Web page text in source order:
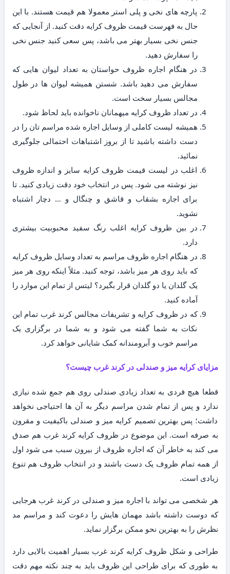
پارچه های نخی و پلی استر معمولا هم قیمت هستند. با این
حال به فهرست قیمت ظروف کرایه دقت کنید. از آنجایی که
جنس نخی بسیار بهتر می باشد، پس سعی کنید جنس نخی
را سفارش دهید.
در هنگام اجاره ظروف حواستان به تعداد لیوان هایی که
سفارش می دهید باشد. شستن همیشه لیوان ها در طول
مجالس بسیار سخت است.
در تعداد ظروف کرایه میهمانان ناخوانده باید لحاظ شود.
همیشه لیست کاملی از وسایل اجاره شده مراسم تان را در
دست داشته باشید تا از بروز اشتباهات احتمالی جلوگیری
نمائید.
اغلب در لیست قیمت ظروف کرایه سایز و اندازه ظروف
نیز نوشته می شود. پس در انتخاب خود دقت زیادی کنید. تا
برای اجاره بشقاب و قاشق و چنگال و … دچار اشتباه
نشوید.
در بین ظروف کرایه اغلب رنگ سفید محبوبیت بیشتری
دارد.
در هنگام اجاره ظروف مراسم به تعداد وسایل ظروف کرایه
که باید روی هر میز باشد، توجه کنید. مثلاً اینکه روی هر میز
یک گلدان یا دو گلدان قرار بگیرد؟ لیتس از تمام این موارد را
آماده کنید.
که در ظروف کرایه و تشریفات مجالس کرند غرب تمام این
نکات به شما گفته می شود و به شما در برگزاری یک
مراسم خوب و آبرومندانه کمک شایانی خواهد کرد.
مزایای کرایه میز و صندلی در کرند غرب چیست؟
قطعا هیچ فردی به تعداد زیادی صندلی روی هم جمع شده نیازی
ندارد و پس از تمام شدن مراسم دیگر به آن ها احتیاجی نخواهد
داشت؛ پس بهترین تصمیم کرایه میز و صندلی باکیفیت و مقرون
به صرفه است. این موضوع در ظروف کرایه کرند غرب هم صدق
می کند به خاطر آن که اجاره ظروف از بیرون سبب می شود اول
از همه تمام ظروف یک دست باشند و در انتخاب ظروف هم تنوع
زیادی است.
هر شخصی می تواند با اجاره میز و صندلی در کرند غرب هرجایی
که دوست داشته باشد مهمان هایش را دعوت کند و مراسم مد
نظرش را به بهترین نحو ممکن برگزار نماید.
طراحی و شکل ظروف کرایه کرند غرب بسیار اهمیت بالایی دارد
به طوری که برای طراحی این ظروف باید به چند نکته مهم دقت